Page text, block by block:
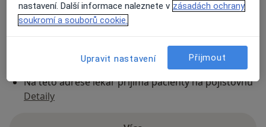
Dostupnost
Na této adrese online kalendář není aktivní
Způsoby platby (soukromé návštěvy)
Na teto adrese lékař přijímá pacienty na pojišťovnu
Detaily
nastavení. Další informace naleznete v zásadách ochrany
soukromí a souborů cookie.
Upravit nastavení Přijmout